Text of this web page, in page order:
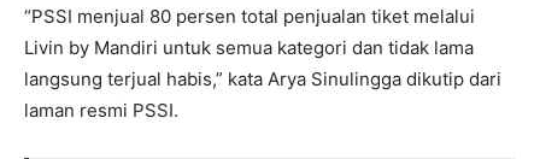
“PSSI menjual 80 persen total penjualan tiket melalui
Livin by Mandiri untuk semua kategori dan tidak lama
langsung terjual habis,” kata Arya Sinulingga dikutip dari
laman resmi PSSI.